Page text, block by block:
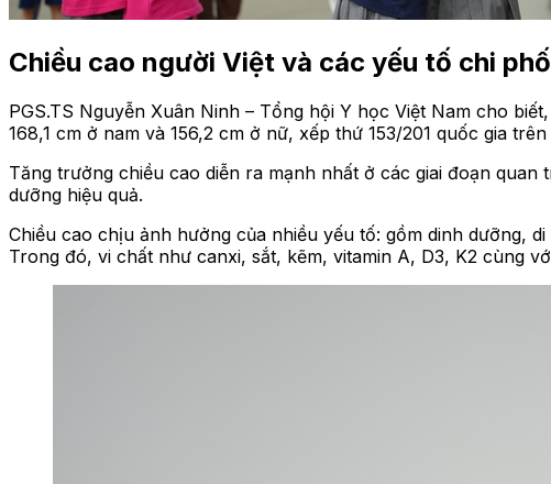
Chiều cao người Việt và các yếu tố chi
PGS.TS Nguyễn Xuân Ninh – Tổng hội Y học Việt Nam cho
168,1 cm ở nam và 156,2 cm ở nữ, xếp thứ 153/201 quốc gia
Tăng trưởng chiều cao diễn ra mạnh nhất ở các giai đoạn
dưỡng hiệu quả.
Chiều cao chịu ảnh hưởng của nhiều yếu tố: gồm dinh dưỡng,
Trong đó, vi chất như canxi, sắt, kẽm, vitamin A, D3, K2 cùng